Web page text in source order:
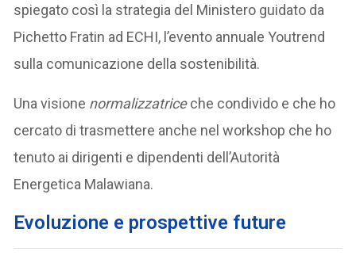
spiegato così la strategia del Ministero guidato da
Pichetto Fratin ad ECHI, l’evento annuale Youtrend
sulla comunicazione della sostenibilità.
Una visione normalizzatriceche condivido e che ho
cercato di trasmettere anche nel workshop che ho
tenuto ai dirigenti e dipendenti dell’Autorità
Energetica Malawiana.
Evoluzione e prospettive future